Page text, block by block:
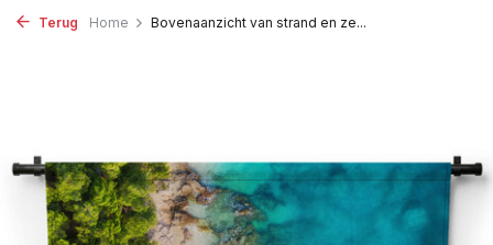
Terug Home Bovenaanzicht van strand en ze...